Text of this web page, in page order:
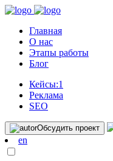
Главная
О нас
Этапы работы
Блог
Кейсы:1
Реклама
SEO
Обсудить проект
en